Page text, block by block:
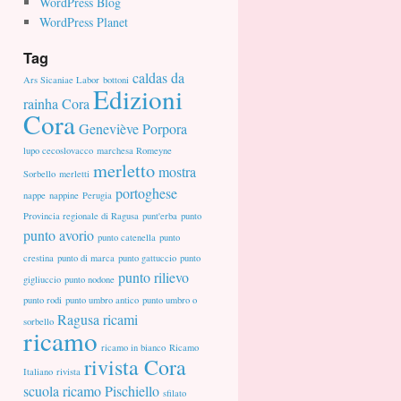
WordPress Planet
Tag
Ars Sicaniae Labor bottoni caldas da
rainha Cora Edizioni
CoraGeneviève Porpora
lupo cecoslovacco marchesa Romeyne
Sorbello merletti merlettomostra
nappe nappine Perugia portoghese
Provincia regionale di Ragusa punt'erba punto
punto avorio punto catenella punto
crestina punto di marca punto gattuccio punto
gigliuccio punto nodone punto rilievo
punto rodi punto umbro antico punto umbro o
sorbello Ragusa ricami
ricamo ricamo in bianco Ricamo
Italiano rivista rivista Cora
scuola ricamo Pischiello sfilato